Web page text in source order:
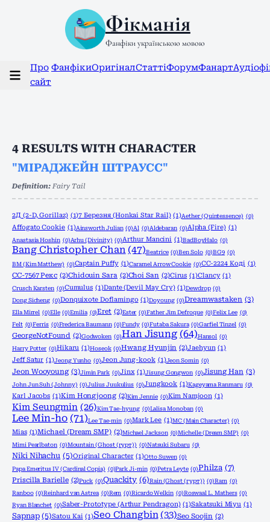
Фікманія
Фанфіки українською мовою
Про
сайт
ФанфікиОригіналСтаттіФорумФанарт
4 RESULTS WITH CHARACTER
"МІРАДЖЕЙН ШТРАУСС"
Definition: Fairy Tail
2Д (2-D, Gorillaz) (1)7 Березня (Honkai Star Rail) (1)Aether (Quintessence) (0)
Affogato Cookie (1)Ainsworth Julian (0)Al (0)Aldebaran (0)Alpha (Fire) (1)
Anastasia Hoshin (0)Arhu (Divinity) (0)Arthur Mancini (1)BadBoyHalo (0)
Bang Christopher Chan (47)Beatrice (0)Ben Solo (0)BG9 (0)
BM (Kim Matthew) (0)Captain Puffy (1)Caramel Arrow Cookie (0)CC-2224 Коді (1)
CC-7567 Рекс (2)Chidouin Sara (2)Choi San (2)Cirus (1)Clancy (1)
Crusch Karsten (0)Cumulus (1)Dante (Devil May Cry) (1)Dewdrop (0)
Dong Sicheng (0)Donquixote Doflamingo (1)Doyoung (0)Dreamwastaken (3)
Ella Mirrel (0)Elle (0)Emilia (0)Eret (2)Ester (0)Father Jim Defroque (0)Felix Lee (0)
Felt (0)Ferris (0)Frederica Baumann (0)Fundy (0)Futaba Sakura (0)Garfiel Tinzel (0)
GeorgeNotFound (2)Godwoken (0)Han Jisung (64)Hansol (0)
Harry Potter (0)Hikaru (1)Hoseok (0)Hwang Hyunjin (2)Jaehyun (1)
Jeff Satur (1)Jeong Yunho (0)Jeon Jung-kook (1)Jeon Somin (0)
Jeon Wooyoung (3)Jimin Park (0)Jinx (1)Jisung Gongwon (0)Jisung Han (3)
John Jun Suh (Johnny) (0)Julius Juukulius (0)Jungkook (1)Kageyama Ranmaru (0)
Karl Jacobs (1)Kim Hongjoong (2)Kim Jennie (0)Kim Namjoon (1)
Kim Seungmin (26)Kim Tae-hyung (0)Lalisa Monoban (0)
Lee Min-ho (71)Lee Tae-min (0)Mark Lee (1)MC (Main Character) (0)
Mias (1)Michael (Dream SMP) (2)Michael Jackson (0)Michelle (Dream SMP) (0)
Mimi Pearlbaton (0)Mountain (Ghost (гурт)) (0)Natsuki Subaru (0)
Niki Nihachu (5)Original Character (1)Otto Suwen (0)
Papa Emeritus IV (Cardinal Copia) (0)Park Ji-min (0)Petra Leyte (0)Philza (7)
Priscilla Barielle (2)Puck (0)Quackity (6)Rain (Ghost (гурт)) (0)Ram (0)
Ranboo (0)Reinhard van Astrea (0)Rem (0)Ricardo Welkin (0)Roswaal L. Mathers (0)
Ryan Blanchet (0)Saber-Prototype (Arthur Pendragon) (1)Sakatsuki Miyu (1)
Sapnap (5)Satou Kai (1)Seo Changbin (33)Seo Soojin (2)